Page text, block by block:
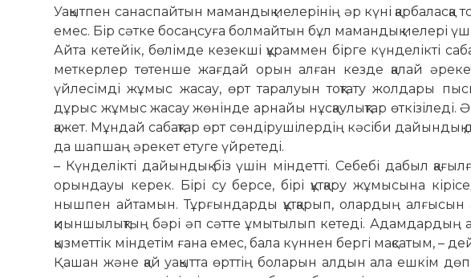
Уақытпен санаспайтын мамандық иелерінің әр күні
емес. Бір сәтке босаңсуға бол­май­тын бұл мамандық иелері
Айта кетейік, бөлімде кезекші құ­рам­мен бірге күн­делікті
меткерлер төтенше жағдай орын ал­ған кезде қалай
үйлесімді жұ­мыс жасау, өрт таралуын тоқтату жол­дары
дұрыс жұмыс жа­сау жөнінде арнайы нұсқаулықтар өт­кізіледі.
қажет. Мұндай са­бақтар өрт сөндірушілердің кәсіби
да шапшаң әрекет ету­ге үйретеді.
– Күнделікті дайындық біз үшін мін­­­детті. Себебі дабыл
орындауы керек. Бірі су бер­се, бірі құтқару жұмысына
нышпен айтамын. Тұрғындарды құт­қарып, олар­­дың
қиыншылықтың бә­рі әп сәт­те ұмытылып кетеді. Адам­дар­дың
қызметтік міндетім ға­­на емес, бала күннен бергі мақсатым, –
Қашан және қай уақытта өрттің бо­ла­рын алдын ала ешкім